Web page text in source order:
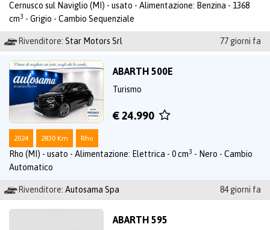
Cernusco sul Naviglio (MI) - usato - Alimentazione: Benzina - 1368
cm3 - Grigio - Cambio Sequenziale
Rivenditore: Star Motors Srl 77 giorni fa
ABARTH 500E
Turismo
€ 24.990
2024 2830 Km Rho
Rho (MI) - usato - Alimentazione: Elettrica - 0 cm3 - Nero - Cambio
Automatico
Rivenditore: Autosama Spa 84 giorni fa
ABARTH 595